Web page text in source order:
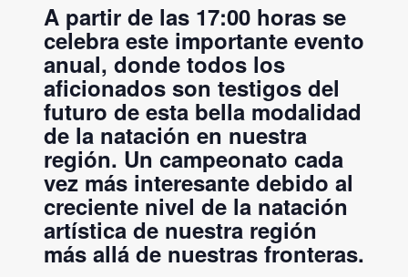
A partir de las 17:00 horas se
celebra este importante evento
anual, donde todos los
aficionados son testigos del
futuro de esta bella modalidad
de la natación en nuestra
región. Un campeonato cada
vez más interesante debido al
creciente nivel de la natación
artística de nuestra región
más allá de nuestras fronteras.